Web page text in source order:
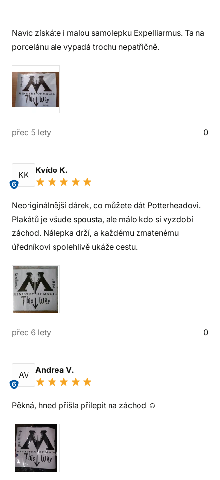
Navíc získáte i malou samolepku Expelliarmus. Ta na
porcelánu ale vypadá trochu nepatřičně.
před 5 lety 0
KK
6
Kvído K.
Neoriginálnější dárek, co můžete dát Potterheadovi.
Plakátů je všude spousta, ale málo kdo si vyzdobí
záchod. Nálepka drží, a každému zmatenému
úředníkovi spolehlivě ukáže cestu.
před 6 lety 0
AV
6
Andrea V.
Pěkná, hned přišla přilepit na záchod ☺️